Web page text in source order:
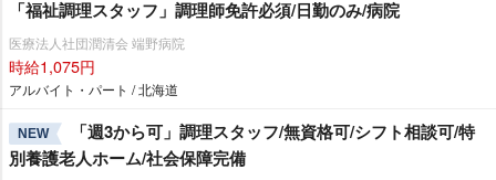
「福祉調理スタッフ」調理師免許必須/日勤のみ/病院
医療法人社団潤清会 端野病院
時給1,075円
アルバイト・パート / 北海道
NEW
「週3から可」調理スタッフ/無資格可/シフト相談可/特
別養護老人ホーム/社会保障完備